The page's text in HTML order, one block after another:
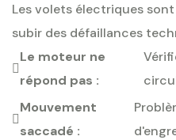
Les volets électriques
subir des défaillances
Le moteur ne
répond pas :
Mouvement
saccadé :